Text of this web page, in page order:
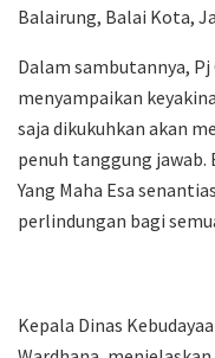
Balairung, Balai Kota,
Dalam sambutannya,
menyampaikan
saja dikukuhkan akan
penuh tanggung jawab.
Yang Maha Esa
perlindungan bagi
Kepala Dinas